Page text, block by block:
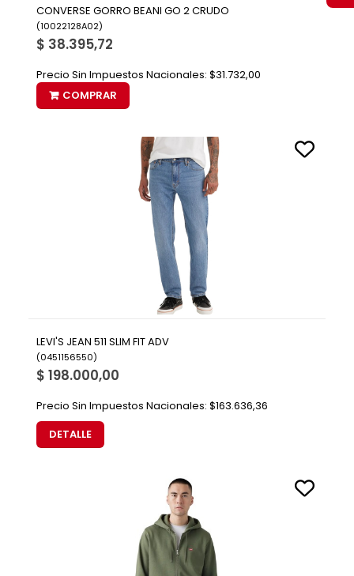
CONVERSE GORRO BEANI GO 2 CRUDO
(10022128A02)
$ 38.395,72
Precio Sin Impuestos Nacionales: $31.732,00
COMPRAR
LEVI'S JEAN 511 SLIM FIT ADV
(0451156550)
$ 198.000,00
Precio Sin Impuestos Nacionales: $163.636,36
DETALLE